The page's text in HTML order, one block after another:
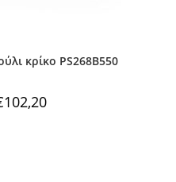
κρίκο PS268B550
102,20